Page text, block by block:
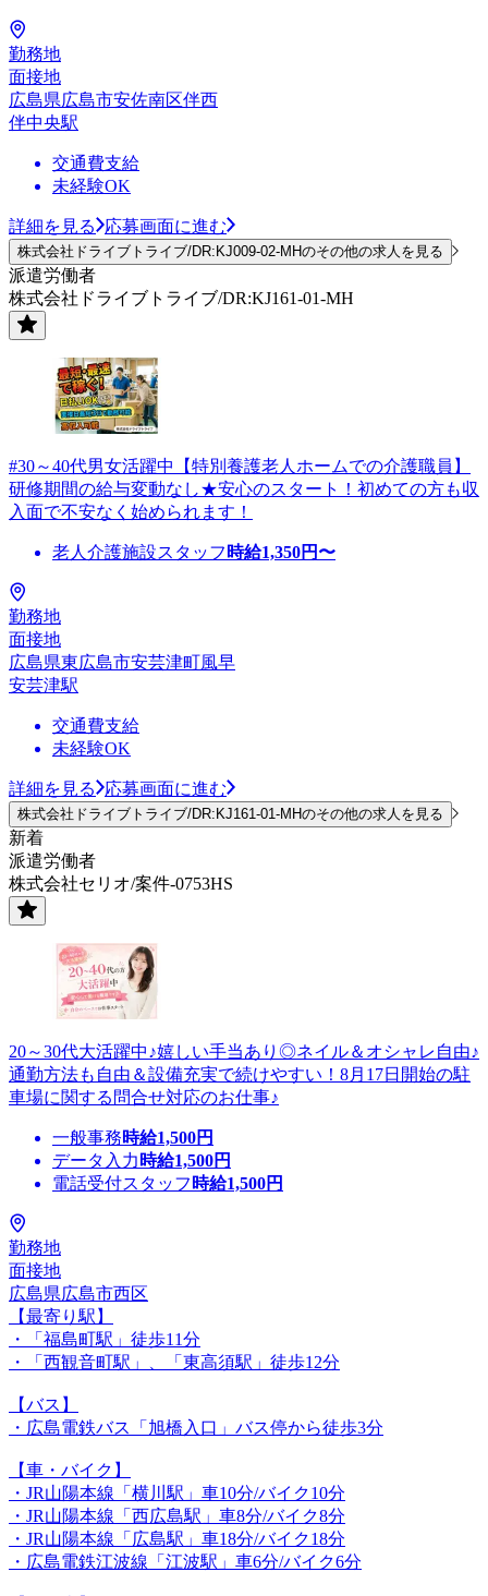
勤務地
面接地
広島県広島市安佐南区伴西
伴中央駅
交通費支給
未経験OK
詳細を見る 応募画面に進む
株式会社ドライブトライブ/DR:KJ009-02-MHのその他の求人を見る
派遣労働者
株式会社ドライブトライブ/DR:KJ161-01-MH
#30～40代男女活躍中【特別養護老人ホームでの介護職員】
研修期間の給与変動なし★安心のスタート！初めての方も収
入面で不安なく始められます！
老人介護施設スタッフ 時給1,350円〜
勤務地
面接地
広島県東広島市安芸津町風早
安芸津駅
交通費支給
未経験OK
詳細を見る 応募画面に進む
株式会社ドライブトライブ/DR:KJ161-01-MHのその他の求人を見る
新着
派遣労働者
株式会社セリオ/案件-0753HS
20～30代大活躍中♪嬉しい手当あり◎ネイル＆オシャレ自由♪
通勤方法も自由＆設備充実で続けやすい！8月17日開始の駐
車場に関する問合せ対応のお仕事♪
一般事務時給1,500円
データ入力 時給1,500円
電話受付スタッフ 時給1,500円
勤務地
面接地
広島県広島市西区
【最寄り駅】
・「福島町駅」徒歩11分
・「西観音町駅」、「東高須駅」徒歩12分
【バス】
・広島電鉄バス「旭橋入口」バス停から徒歩3分
【車・バイク】
・JR山陽本線「横川駅」車10分/バイク10分
・JR山陽本線「西広島駅」車8分/バイク8分
・JR山陽本線「広島駅」車18分/バイク18分
・広島電鉄江波線「江波駅」車6分/バイク6分